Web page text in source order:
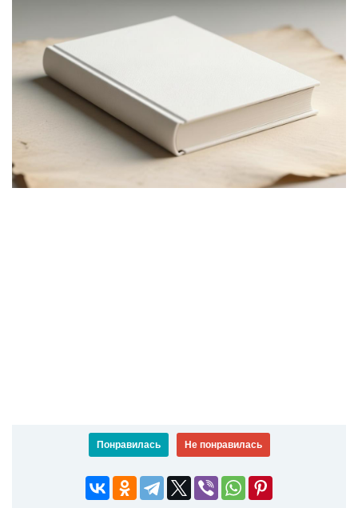
Понравилась Не понравилась